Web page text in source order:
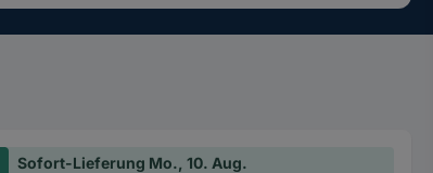
Sofort-Lieferung Mo., 10. Aug.